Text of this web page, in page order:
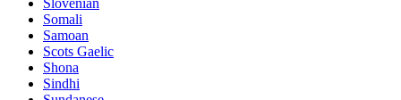
Somali
Samoan
Scots Gaelic
Shona
Sindhi